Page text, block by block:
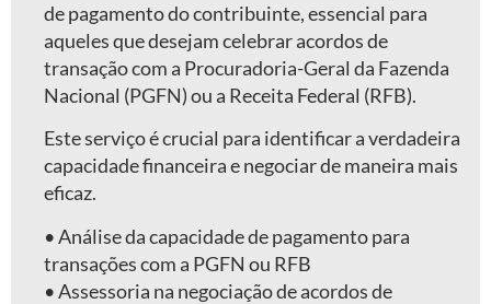
de pagamento do contribuinte, essencial para
aqueles que desejam celebrar acordos de
transação com a Procuradoria-Geral da Fazenda
Nacional (PGFN) ou a Receita Federal (RFB).
Este serviço é crucial para identificar a verdadeira
capacidade financeira e negociar de maneira mais
eficaz.
•⁠ ⁠Análise da capacidade de pagamento para
transações com a PGFN ou RFB
•⁠ ⁠Assessoria na negociação de acordos de